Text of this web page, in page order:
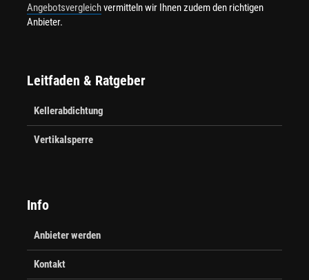
Angebotsvergleichvermitteln wir Ihnen zudem den richtigen
Anbieter.
Leitfaden & Ratgeber
Kellerabdichtung
Vertikalsperre
Info
Anbieter werden
Kontakt